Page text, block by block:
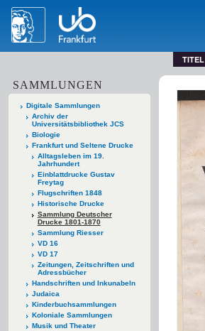
TITEL
SAMMLUNGEN
Digitale Sammlungen
Archiv der
Universitätsbibliothek JCS
Biologie
Frankfurt und Seltene Drucke
Alltagsleben im 19.
Jahrhundert
Einblattdrucke Gustav
Freytag
Flugschriften 1848
Historische Drucke
Sammlung Deutscher
Drucke 1801-1870
Sammlung Riesser
VD 16
VD 17
Zeitungen, Zeitschriften und
Adressbücher
Handschriften und Inkunabeln
Judaica
Kinderbuchsammlungen
Koloniale Sammlungen
Musik und Theater